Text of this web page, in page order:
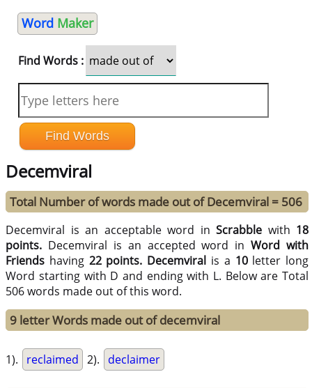
Word Maker
Find Words :
Decemviral
Total Number of words made out of Decemviral = 506
Decemviral is an acceptable word inScrabble with 18
points. Decemviral is an accepted word inWord with
Friends having 22 points. Decemviral is a 10letter long
Word starting with D and ending with L. Below are Total
506 words made out of this word.
9 letter Words made out of decemviral
1). reclaimed 2). declaimer